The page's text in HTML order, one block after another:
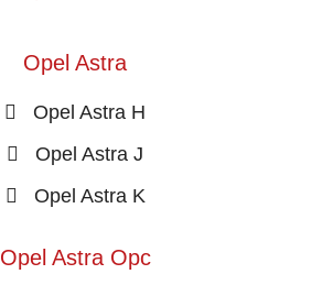
Opel Astra
Opel Astra H
Opel Astra J
Opel Astra K
Opel Astra Opc